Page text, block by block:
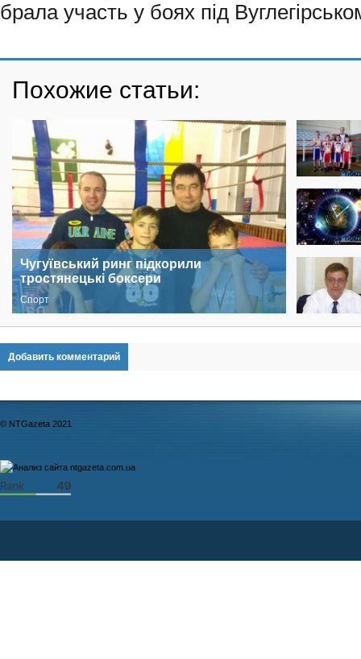
брала участь у боях під
Похожие статьи:
Чугуївський ринг підкорили
тростянецькі боксери
Спорт
Добавить комментарий
© NTGazeta 2021